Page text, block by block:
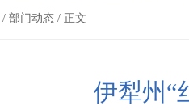
/ 部门动态 / 正文
伊犁州“